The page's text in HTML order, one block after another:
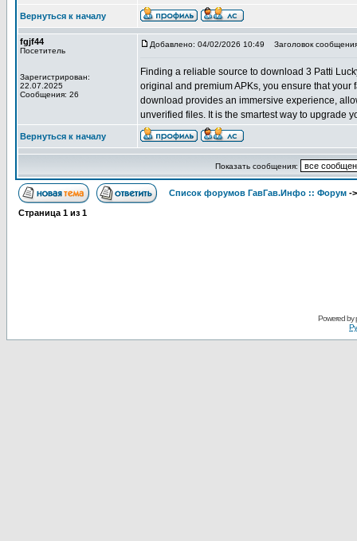
Вернуться к началу
fgjf44
Посетитель
Зарегистрирован:
22.07.2025
Сообщения: 26
Добавлено: 04/02/2026 10:49 Заголовок
Finding a reliable source to download 3 Patti
original and premium APKs, you ensure that
download provides an immersive experience,
unverified files. It is the smartest way to upgrade
Вернуться к началу
Показать сообщения:
Список форумов ГавГав.Инфо :: Форум -
Страница 1 из 1
Powered by